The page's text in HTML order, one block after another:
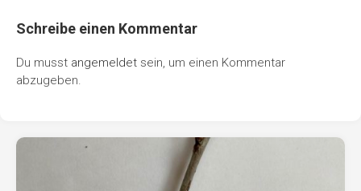
Schreibe einen Kommentar
Du musst angemeldet sein, um einen Kommentar
abzugeben.